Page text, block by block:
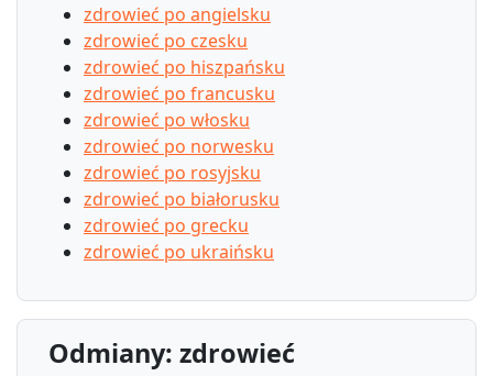
zdrowieć po angielsku
zdrowieć po czesku
zdrowieć po hiszpańsku
zdrowieć po francusku
zdrowieć po włosku
zdrowieć po norwesku
zdrowieć po rosyjsku
zdrowieć po białorusku
zdrowieć po grecku
zdrowieć po ukraińsku
Odmiany: zdrowieć